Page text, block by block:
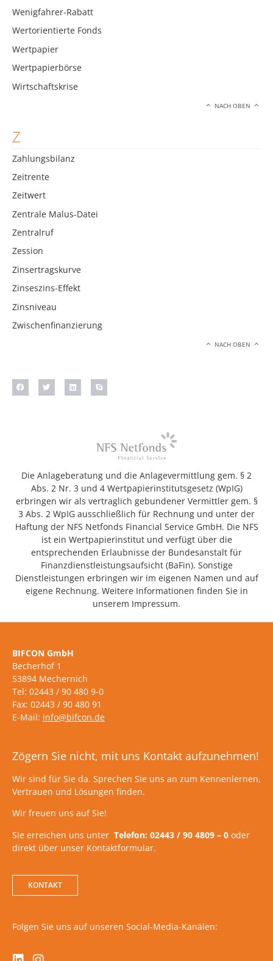
Wenigfahrer-Rabatt
Wertorientierte Fonds
Wertpapier
Wertpapierbörse
Wirtschaftskrise
NACH OBEN
Z
Zahlungsbilanz
Zeitrente
Zeitwert
Zentrale Malus-Datei
Zentralruf
Zession
Zinsertragskurve
Zinseszins-Effekt
Zinsniveau
Zwischenfinanzierung
NACH OBEN
Die Anlageberatung und die Anlagevermittlung gem. § 2
Abs. 2 Nr. 3 und 4 Wertpapierinstitutsgesetz (WpIG)
erbringen wir als vertraglich gebundener Vermittler gem. §
3 Abs. 2 WpIG ausschließlich für Rechnung und unter der
Haftung der NFS Netfonds Financial Service GmbH. Die NFS
ist ein Wertpapierinstitut und verfügt über die
entsprechenden Erlaubnisse der Bundesanstalt für
Finanzdienstleistungsaufsicht (BaFin). Sonstige
Dienstleistungen erbringen wir im eigenen Namen und auf
eigene Rechnung. Weitere Informationen finden Sie in
unserem Impressum.
BIFCON GmbH
Becherhof 1
53894 Mechernich
Tel: 02443 / 90 480 9-0
Fax: 02443 / 90 480 91
E-Mail: info@bifcon.de
Zögern Sie nicht, mit uns Kontakt aufzunehmen!
Wir sind für Sie da. Sprechen Sie uns an zum Kennenlernen,
Vertrauen und Lösungen finden.
Wir freuen uns auf Sie!
Sie erreichen uns unter Telefon: 02443 / 90 4809 – 0 oder
direkt über unser Kontaktformular.
KONTAKT
Folgen Sie uns auf unseren Social-Media-Kanälen: